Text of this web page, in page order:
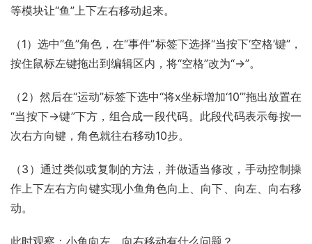
等模块让“鱼”上下左右移动起来。
（1）选中“鱼”角色，在“事件”标签下选择“当按下‘空格’键”，
按住鼠标左键拖出到编辑区内，将“空格”改为“→”。
（2）然后在“运动”标签下选中“将x坐标增加‘10’”拖出放置在
“当按下→键”下方，组合成一段代码。此段代码表示每按一
次右方向键，角色就往右移动10步。
（3）通过类似或复制的方法，并做适当修改，手动控制操
作上下左右方向键实现小鱼角色向上、向下、向左、向右移
动。
此时观察：小鱼向左、向右移动有什么问题？